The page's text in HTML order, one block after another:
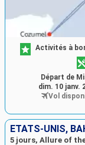
Activités à
Départ de
dim. 10 janv.
Vol
ÉTATS-UNIS,
5 jours, Allure of